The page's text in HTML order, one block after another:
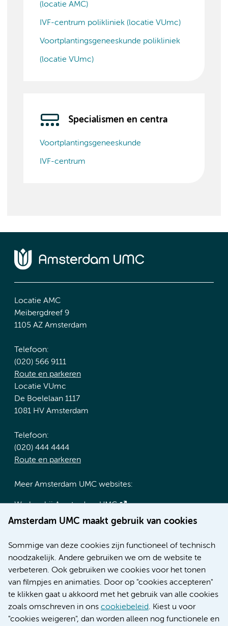
(locatie AMC)
IVF-centrum polikliniek (locatie VUmc)
Voortplantingsgeneeskunde polikliniek
(locatie VUmc)
Specialismen en centra
Voortplantingsgeneeskunde
IVF-centrum
Amsterdam UMC maakt gebruik van cookies
Sommige van deze cookies zijn functioneel of technisch
noodzakelijk. Andere gebruiken we om de website te
verbeteren. Ook gebruiken we cookies voor het tonen
van filmpjes en animaties. Door op "cookies accepteren"
te klikken gaat u akkoord met het gebruik van alle cookies
zoals omschreven in ons cookiebeleid. Kiest u voor
"cookies weigeren", dan worden alleen nog functionele en
Locatie AMC
Meibergdreef 9
1105 AZ Amsterdam
Telefoon:
(020) 566 9111
Route en parkeren
Locatie VUmc
De Boelelaan 1117
1081 HV Amsterdam
Telefoon:
(020) 444 4444
Route en parkeren
Meer Amsterdam UMC websites:
Werken bij Amsterdam UMC
Over Amsterdam UMC
Research
Educatie locatie AMC
Educatie locatie VUmc
Verwijzen & diagnostiek